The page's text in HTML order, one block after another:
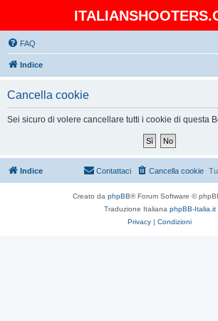
FAQ
Indice
Cancella cookie
Sei sicuro di volere cancellare tutti i cookie di questa
Indice Cancella cookie
Contattaci
Creato da phpBB® Forum Software ©
Traduzione Italiana phpBB-Italia.it
Privacy | Condizioni